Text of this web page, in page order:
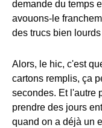
demande du temps
avouons-le
des trucs bien lourds
Alors, le hic, c'est
cartons remplis, ça
secondes. Et l'autre
prendre des jours
quand on a déjà un